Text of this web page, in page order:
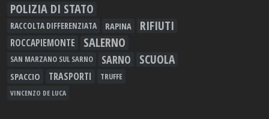
POLIZIA DI STATO
RACCOLTA DIFFERENZIATA RAPINA RIFIUTI
ROCCAPIEMONTE SALERNO
SAN MARZANO SUL SARNO SARNO SCUOLA
SPACCIO TRASPORTI TRUFFE
VINCENZO DE LUCA